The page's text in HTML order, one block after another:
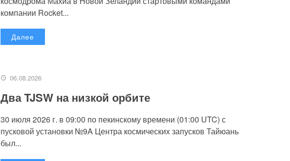
компании Rocket...
Далее
06.08.2026
Два TJSW на низкой орбите
30 июля 2026 г. в 09:00 по пекинскому времени (01:00 UTC) с
пусковой установки №9A Центра космических запусков Тайюань
был...